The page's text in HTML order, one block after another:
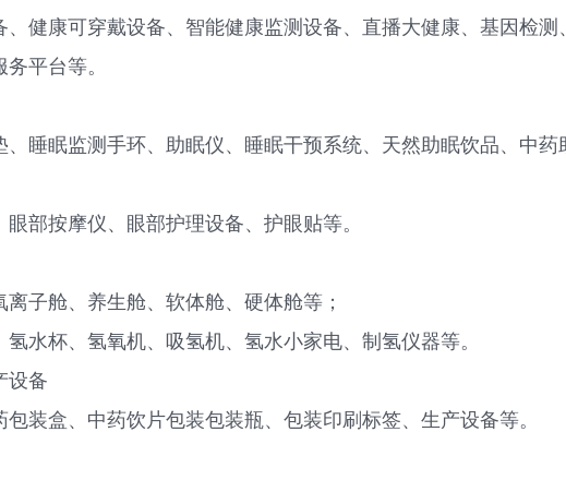
、健康可穿戴设备、智能健康监测设备、直播大健康、基因检
平台等。
、睡眠监测手环、助眠仪、睡眠干预系统、天然助眠饮品、中药
部按摩仪、眼部护理设备、护眼贴等。
子舱、养生舱、软体舱、硬体舱等；
水杯、氢氧机、吸氢机、氢水小家电、制氢仪器等。
设备
装盒、中药饮片包装包装瓶、包装印刷标签、生产设备等。